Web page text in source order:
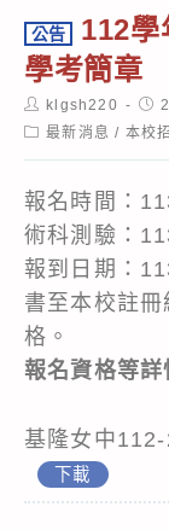
公告
112學
學考簡章
Post
author:
klgsh220
Post最新消息 / 本校
報名時間：
術科測驗：
報到日期：
書至本校註
格。
報名資格等詳
基隆女中
下載